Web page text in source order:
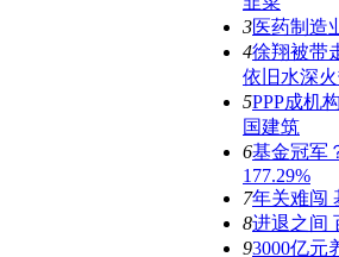
3医药制造
4徐翔被带
依旧水深
5PPP成机
国建筑
6基金冠军
177.29%
7年关难闯
8进退之间
93000亿元